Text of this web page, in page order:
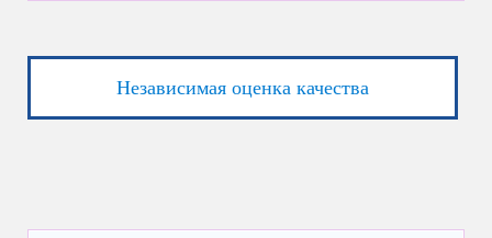
Независимая оценка качества